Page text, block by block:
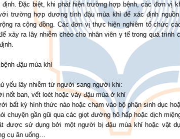
định. Đặc biệt, khi phát hiện trường hợp bệnh, các đơn vị
trường hợp dương tính đậu mùa khỉ để xác định
ra cộng đồng. Các đơn vị thực hiện nghiêm tổ chức
xảy ra lây nhiễm chéo cho nhân viên y tế trong quá trình
đậu mùa khỉ
yếu lây nhiễm từ người sang người khi:
nốt ban, vết loét hoặc vảy đậu mùa ở khỉ
bất kỳ hình thức nào hoặc chạm vào bộ phận sinh dục
chuyện gần gũi qua các giọt đường hô hấp hoặc dịch
được sử dụng bởi một người bị đậu mùa khỉ hoặc vật
cụ ăn uống…